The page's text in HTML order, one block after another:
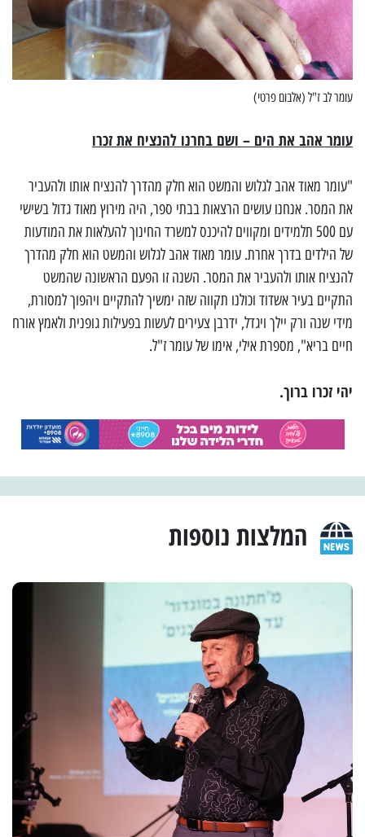
עומר לב ז"ל (אלבום פרטי)
עומר אהב את הים – ושם בחרנו להנציח את זכרו
"עומר מאוד אהב לגלוש והמשט הוא חלק מהדרך להנציח אותו ולהעביר
את המסר. אנחנו עושים הרצאות בבתי ספר, היה מירוץ מאוד גדול בשישי
עם 500 תלמידים ומקווים להיכנס למשרד החינוך להעלאות את המודעות
של הילדים בדרך אחרת. עומר מאוד אהב לגלוש והמשט הוא חלק מהדרך
להנציח אותו ולהעביר את המסר. השנה זו הפעם הראשונה שהמשט
התקיים בעיר אשדוד וכולנו תקווה שזה ימשיך להתקיים ויהפוך למסורת,
מידי שנה ורק יילך ויגדל, ידרבן צעירים לעשות בפעילות גופנית ולאמץ אורח
חיים בריא", מספרת אילי, אימו של עומר ז"ל.
יהי זכרו ברוך.
המלצות נוספות